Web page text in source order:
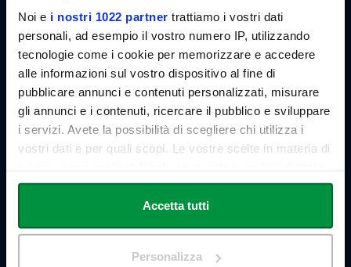
Noi e i nostri 1022 partner trattiamo i vostri dati
personali, ad esempio il vostro numero IP, utilizzando
tecnologie come i cookie per memorizzare e accedere
alle informazioni sul vostro dispositivo al fine di
pubblicare annunci e contenuti personalizzati, misurare
gli annunci e i contenuti, ricercare il pubblico e sviluppare
i servizi. Avete la possibilità di scegliere chi utilizza i
vostri dati e per quali scopi. Le vostre scelte in materia di
in cui avete effettuato le vostre scelte. È possibile
modificare o revocare il proprio consenso in qualsiasi
momento dalla Dichiarazione sui cookie o facendo clic
Accetta tutti
Personalizza
Link Campus University
Via del Casale di San Pio V, 44
00165 Roma - Italia
P. IVA: 11933781004
SHORTCUTS
Chi siamo